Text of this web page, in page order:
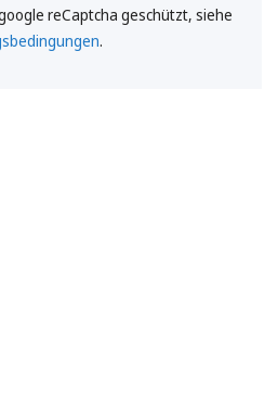
reCaptcha geschützt, siehe
.